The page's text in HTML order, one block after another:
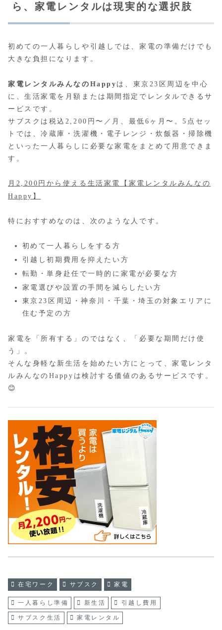
ら、家電レンタルは現実的な選択肢
初めての一人暮らしや引越しでは、家電の準備だけでも
大きな負担になります。
家電レンタルみんなのHappy は、東京23区周辺を中心
に、生活家電を月額または期間指定でレンタルできるサ
ービスです。
サブスクは税込2,200円〜／月、最低6ヶ月〜。5点セッ
トでは、冷蔵庫・洗濯機・電子レンジ・炊飯器・掃除機
といった一人暮らしに必要な家電をまとめて用意できま
す。
月2,200円から使える生活家電【家電レンタルみんなの
Happy】
特におすすめなのは、次のような人です。
初めて一人暮らしをする方
引越し初期費用を抑えたい方
転勤・単身赴任で一時的に家電が必要な方
家電選びや設置の手間を減らしたい方
東京23区周辺・神奈川・千葉・埼玉の対象エリアに
住む予定の方
家電を「所有する」のではなく、「必要な期間だけ使
う」。
そんな身軽な新生活を始めたい方にとって、家電レンタ
ルみんなのHappyは検討する価値のあるサービスです。
😊
在宅ワーク サブスク 家電
一人暮らし準備 新生活 引越し費用
サブスク生活 家電レンタル